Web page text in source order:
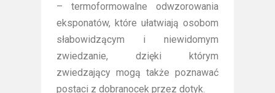
– termoformowalne odwzorowania
eksponatów, które ułatwiają osobom
słabowidzącym i niewidomym
zwiedzanie, dzięki którym
zwiedzający mogą także poznawać
postaci z dobranocek przez dotyk.